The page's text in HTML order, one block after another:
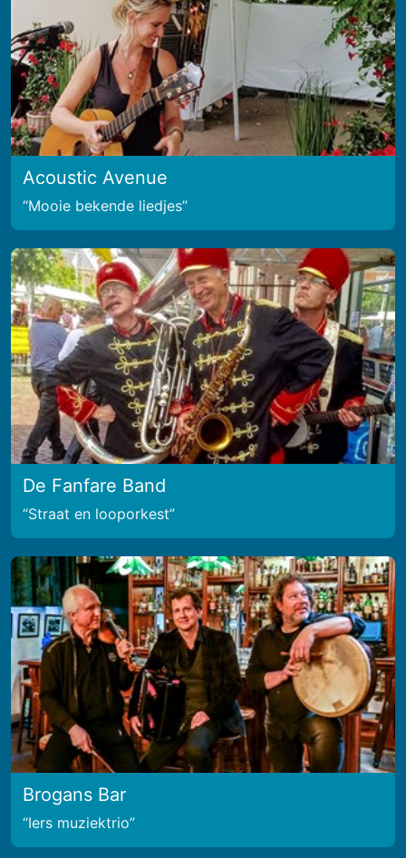
Acoustic Avenue
Mooie bekende liedjes
De Fanfare Band
Straat en looporkest
Brogans Bar
Iers muziektrio